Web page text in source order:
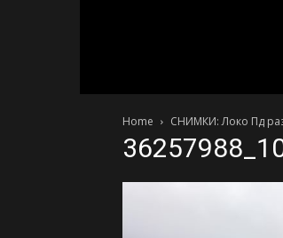
Home СНИМКИ: Локо Пд